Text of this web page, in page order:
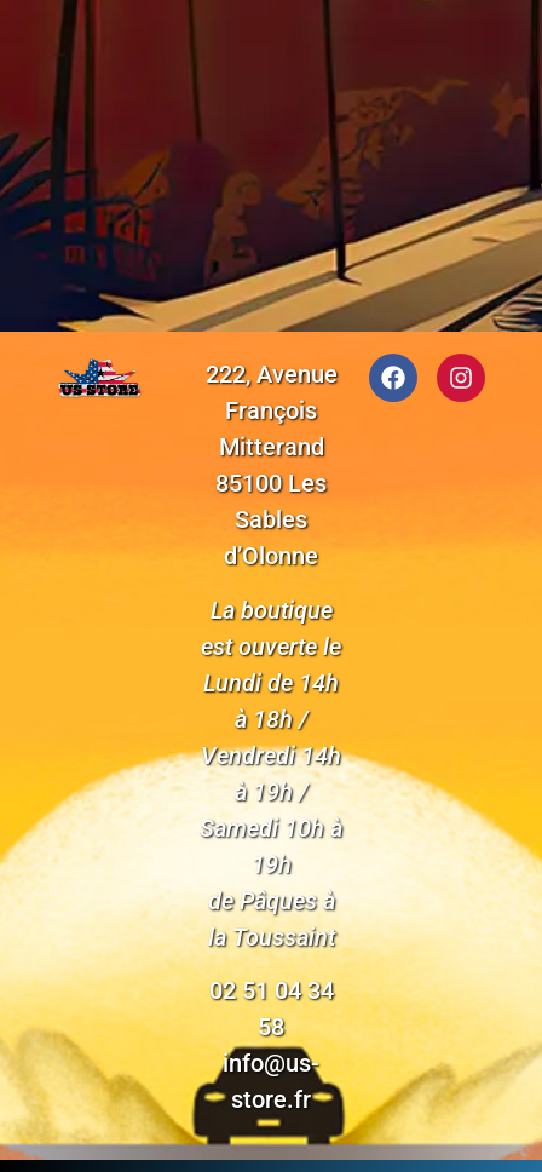
222, Avenue
François
Mitterand
85100 Les
Sables
d’Olonne
La boutique
est ouverte le
Lundi de 14h
à 18h /
Vendredi 14h
à 19h /
Samedi 10h à
19h
de Pâques à
la Toussaint
02 51 04 34
58
info@us-
store.fr